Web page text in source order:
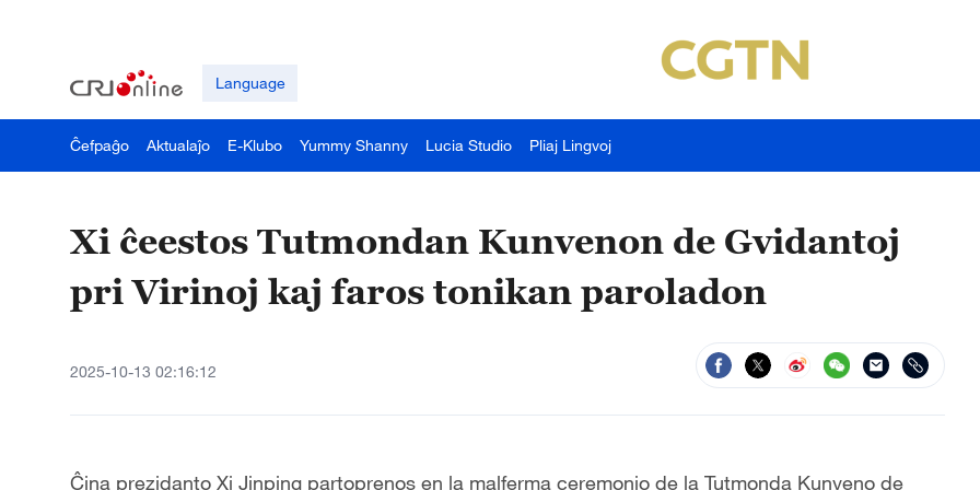
Language
Ĉefpaĝo Aktualaĵo E-Klubo Yummy Shanny Lucia Studio Pliaj Lingvoj
Xi ĉeestos Tutmondan Kunvenon de Gvidantoj
pri Virinoj kaj faros tonikan paroladon
2025-10-13 02:16:12
Ĉina prezidanto Xi Jinping partoprenos en la malferma ceremonio de la Tutmonda Kunveno de